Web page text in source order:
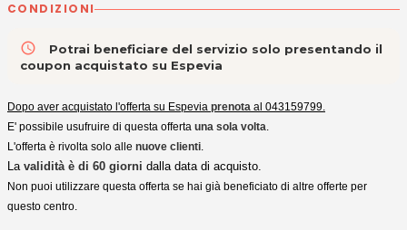
CONDIZIONI
access_time
Potrai beneficiare del servizio solo presentando il
coupon acquistato su Espevia
Dopo aver acquistato l'offerta su Espevia prenota al 043159799.
E' possibile usufruire di questa offerta una sola volta.
L'offerta è rivolta solo alle nuove clienti.
La validità è di 60 giorni dalla data di acquisto.
Non puoi utilizzare questa offerta se hai già beneficiato di altre offerte per
questo centro.